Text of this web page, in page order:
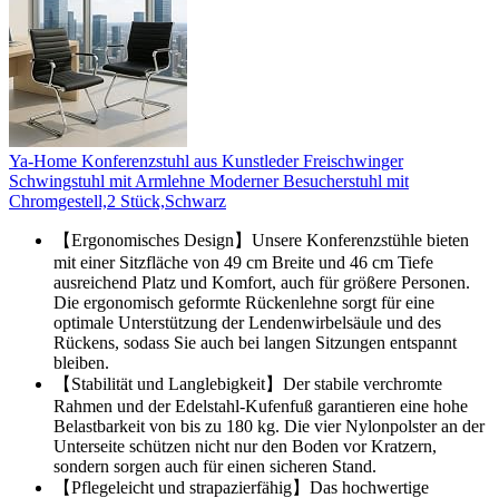
Ya-Home Konferenzstuhl aus Kunstleder Freischwinger
Schwingstuhl mit Armlehne Moderner Besucherstuhl mit
Chromgestell,2 Stück,Schwarz
【Ergonomisches Design】Unsere Konferenzstühle bieten
mit einer Sitzfläche von 49 cm Breite und 46 cm Tiefe
ausreichend Platz und Komfort, auch für größere Personen.
Die ergonomisch geformte Rückenlehne sorgt für eine
optimale Unterstützung der Lendenwirbelsäule und des
Rückens, sodass Sie auch bei langen Sitzungen entspannt
bleiben.
【Stabilität und Langlebigkeit】Der stabile verchromte
Rahmen und der Edelstahl-Kufenfuß garantieren eine hohe
Belastbarkeit von bis zu 180 kg. Die vier Nylonpolster an der
Unterseite schützen nicht nur den Boden vor Kratzern,
sondern sorgen auch für einen sicheren Stand.
【Pflegeleicht und strapazierfähig】Das hochwertige